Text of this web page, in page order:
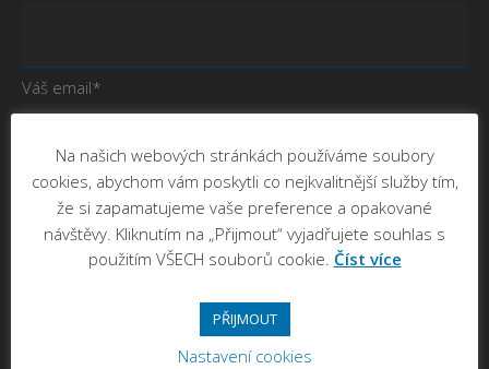
Váš email*
Předmět
Na našich webových stránkách používáme soubory
cookies, abychom vám poskytli co nejkvalitnější služby tím,
že si zapamatujeme vaše preference a opakované
návštěvy. Kliknutím na „Přijmout“ vyjadřujete souhlas s
použitím VŠECH souborů cookie. Číst více
PŘIJMOUT
Nastavení cookies